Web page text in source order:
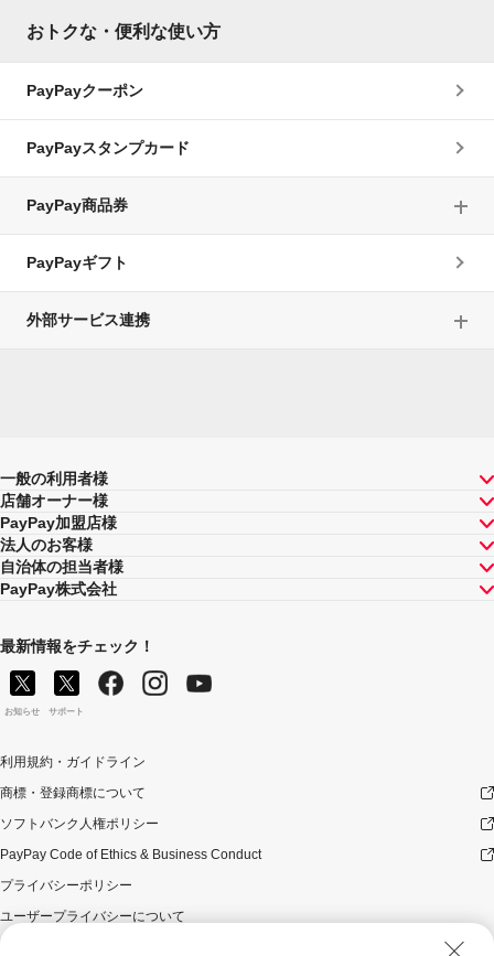
おトクな・便利な使い方
PayPayクーポン
PayPayスタンプカード
PayPay商品券
PayPayギフト
外部サービス連携
一般の利用者様
店舗オーナー様
PayPay加盟店様
法人のお客様
自治体の担当者様
PayPay株式会社
最新情報をチェック！
お知らせ サポート
利用規約・ガイドライン
商標・登録商標について
ソフトバンク人権ポリシー
PayPay Code of Ethics & Business Conduct
プライバシーポリシー
ユーザープライバシーについて